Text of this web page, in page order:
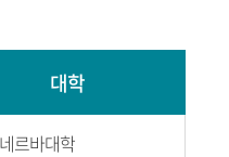
대학
르바대학